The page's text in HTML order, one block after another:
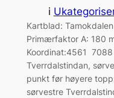
i
Kartblad:
Primærfaktor A: 180
Koordinat:4561
Tverrdalstindan,
punkt før høyere
sørvestre